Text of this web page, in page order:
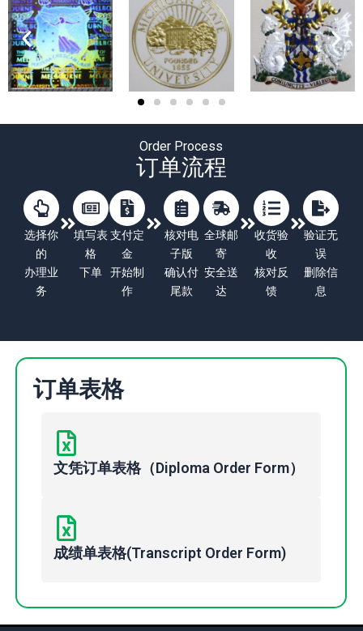
Order Process
订单流程
选择你
的
办理业
务
填写表
格
下单
支付定
金
开始制
作
核对电
子版
确认付
尾款
全球邮
寄
安全送
达
收货验
收
核对反
馈
验证无
误
删除信
息
订单表格
文凭订单表格（Diploma Order Form）
成绩单表格(Transcript Order Form)